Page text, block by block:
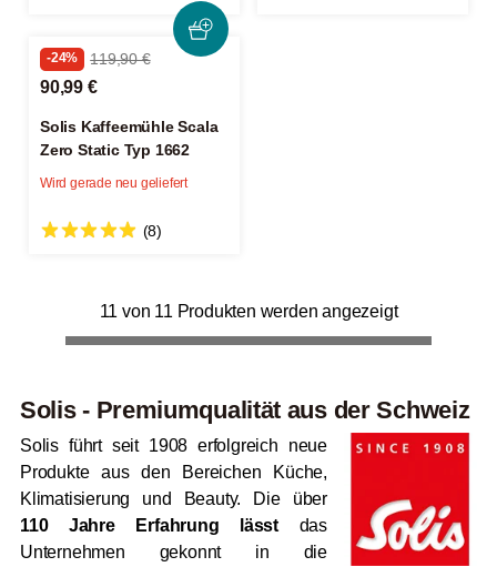
-24% 119,90 €
90,99 €
Solis Kaffeemühle Scala
Zero Static Typ 1662
(8)
Wird gerade neu geliefert
11 von 11 Produkten werden angezeigt
Solis - Premiumqualität aus der Schweiz
Solis führt seit 1908 erfolgreich neue
Produkte aus den Bereichen Küche,
Klimatisierung und Beauty. Die über
110 Jahre Erfahrung lässt das
Unternehmen gekonnt in die